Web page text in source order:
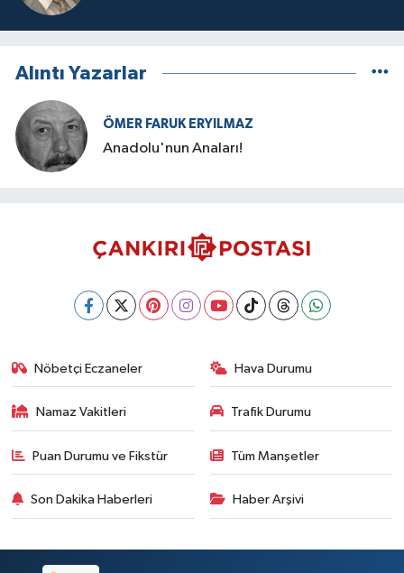
Alıntı Yazarlar
ÖMER FARUK ERYILMAZ
Anadolu'nun Anaları!
Nöbetçi Eczaneler Hava Durumu
Namaz Vakitleri Trafik Durumu
Puan Durumu ve Fikstür Tüm Manşetler
Son Dakika Haberleri Haber Arşivi